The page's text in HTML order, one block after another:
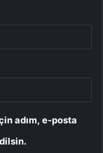
adım, e-posta